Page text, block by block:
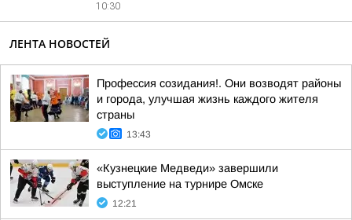
10:30
ЛЕНТА НОВОСТЕЙ
Профессия созидания!. Они возводят районы
и города, улучшая жизнь каждого жителя
страны
13:43
«Кузнецкие Медведи» завершили
выступление на турнире Омске
12:21